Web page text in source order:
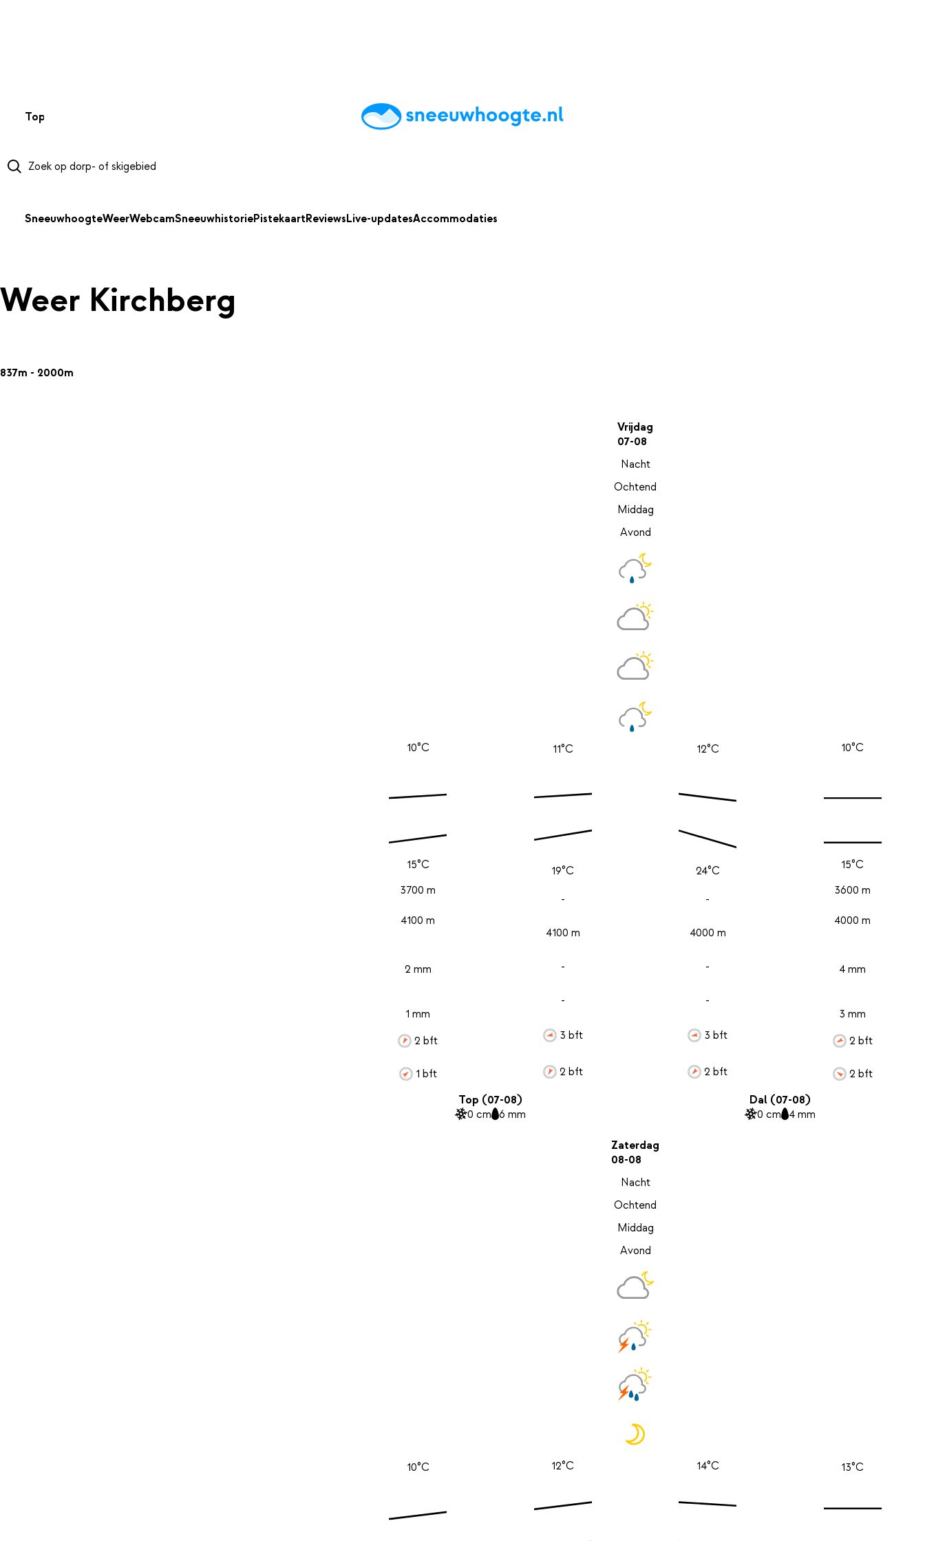
Top 50 AccommodatiesTipsReviewsLive updatesApp
SneeuwhoogteWeerWebcamSneeuwhistoriePistekaartReviewsLive-updatesAccommodaties
Weer Kirchberg
837m - 2000m
Vrijdag
07-08
Nacht
Ochtend
Middag
Avond
10°C
15°C
3700 m
4100 m
2 mm
1 mm
2 bft
1 bft
11°C
19°C
-
4100 m
-
-
3 bft
2 bft
12°C
24°C
-
4000 m
-
-
3 bft
2 bft
10°C
15°C
3600 m
4000 m
4 mm
3 mm
2 bft
2 bft
Top (07-08)
0 cm 6 mm
Dal (07-08)
0 cm
4 mm
Zaterdag
08-08
Nacht
Ochtend
Middag
Avond
10°C 12°C 14°C 13°C